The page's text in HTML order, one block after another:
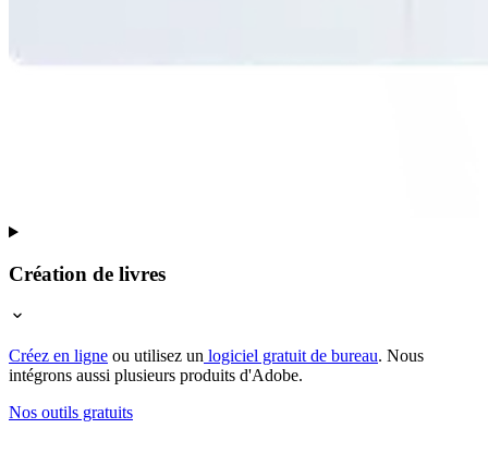
Création de livres
Créez en ligne ou utilisez un logiciel gratuit de bureau. Nous
intégrons aussi plusieurs produits d'Adobe.
Nos outils gratuits